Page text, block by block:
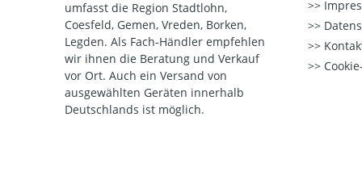
umfasst die Region Stadtlohn,
Coesfeld, Gemen, Vreden, Borken,
Legden. Als Fach-Händler empfehlen
wir ihnen die Beratung und Verkauf
vor Ort. Auch ein Versand von
ausgewählten Geräten innerhalb
Deutschlands ist möglich.